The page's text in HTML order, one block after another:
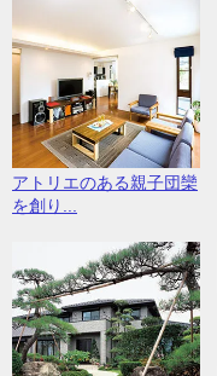
アトリエのある親子団欒
を創り...